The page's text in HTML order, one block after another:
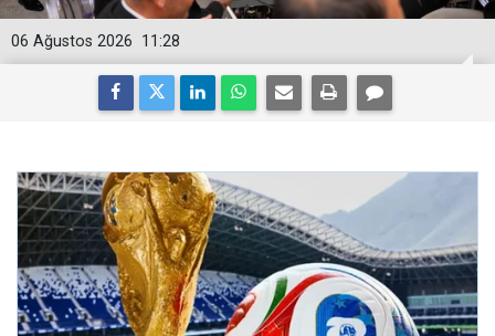
11:28
06 Ağustos 2026